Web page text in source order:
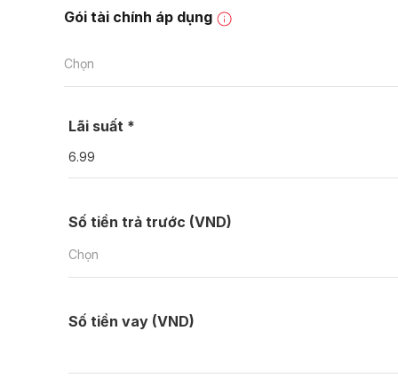
Gói tài chính áp dụng
Chọn
Lãi suất *
Số tiền trả trước (VND)
Chọn
Số tiền vay (VND)